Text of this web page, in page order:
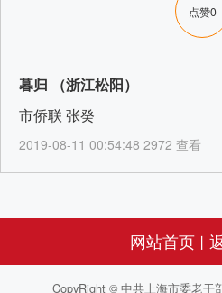
点赞0
暮归 （浙江松阳）
市侨联 张癸
2019-08-11 00:54:48 2972 查看
网站首页 丨
CopyRight © 中共上海市委老干